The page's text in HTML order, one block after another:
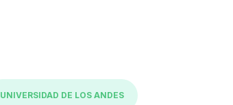
UNIVERSIDAD DE LOS ANDES